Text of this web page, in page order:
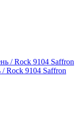
Rock 9104 Saffron